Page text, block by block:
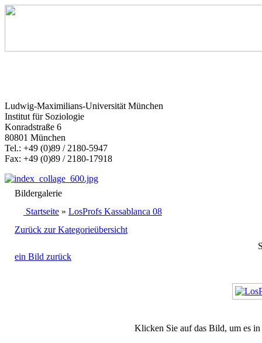
Ludwig-Maximilians-Universität München
Institut für Soziologie
Konradstraße 6
80801 München
Tel.: +49 (0)89 / 2180-5947
Fax: +49 (0)89 / 2180-17918
Bildergalerie
Startseite » LosProfs Kassablanca 08
Zurück zur Kategorieübersicht
ein Bild zurück
Klicken Sie auf das Bild, um es